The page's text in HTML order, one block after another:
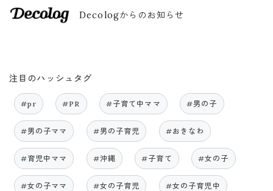
Decologからのお知らせ
注目のハッシュタグ
#pr #PR #子育て中ママ #男の子
#男の子ママ #男の子育児 #おきなわ
#育児中ママ #沖縄 #子育て #女の子
#女の子ママ #女の子育児 #女の子育児中